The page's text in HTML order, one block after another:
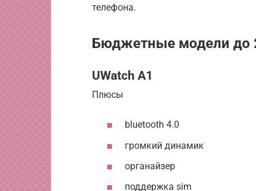
телефона.
Бюджетные модели до
UWatch A1
Плюсы
bluetooth 4.0
громкий динамик
органайзер
поддержка sim